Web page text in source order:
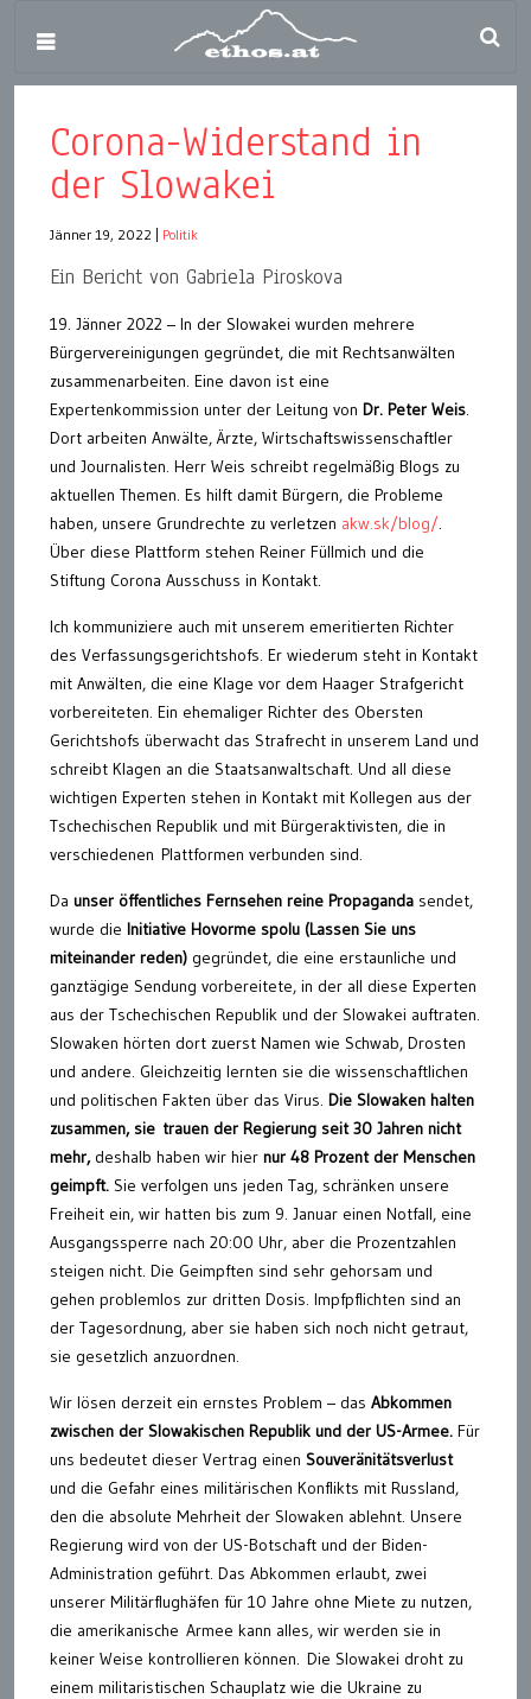
Corona-Widerstand in
der Slowakei
Jänner 19, 2022 Politik
Ein Bericht von Gabriela Piroskova
19. Jänner 2022 – In der Slowakei wurden mehrere
Bürgervereinigungen gegründet, die mit Rechtsanwälten
zusammenarbeiten. Eine davon ist eine
Expertenkommission unter der Leitung von Dr. Peter Weis.
Dort arbeiten Anwälte, Ärzte, Wirtschaftswissenschaftler
und Journalisten. Herr Weis schreibt regelmäßig Blogs zu
aktuellen Themen. Es hilft damit Bürgern, die Probleme
haben, unsere Grundrechte zu verletzen akw.sk/blog/.
Über diese Plattform stehen Reiner Füllmich und die
Stiftung Corona Ausschuss in Kontakt.
Ich kommuniziere auch mit unserem emeritierten Richter
des Verfassungsgerichtshofs. Er wiederum steht in Kontakt
mit Anwälten, die eine Klage vor dem Haager Strafgericht
vorbereiteten. Ein ehemaliger Richter des Obersten
Gerichtshofs überwacht das Strafrecht in unserem Land und
schreibt Klagen an die Staatsanwaltschaft. Und all diese
wichtigen Experten stehen in Kontakt mit Kollegen aus der
Tschechischen Republik und mit Bürgeraktivisten, die in
verschiedenen Plattformen verbunden sind.
Da unser öffentliches Fernsehen reine Propaganda sendet,
wurde die Initiative Hovorme spolu (Lassen Sie uns
miteinander reden) gegründet, die eine erstaunliche und
ganztägige Sendung vorbereitete, in der all diese Experten
aus der Tschechischen Republik und der Slowakei auftraten.
Slowaken hörten dort zuerst Namen wie Schwab, Drosten
und andere. Gleichzeitig lernten sie die wissenschaftlichen
und politischen Fakten über das Virus. Die Slowaken halten
zusammen, sie trauen der Regierung seit 30 Jahren nicht
mehr,deshalb haben wir hier nur 48 Prozent der Menschen
geimpft. Sie verfolgen uns jeden Tag, schränken unsere
Freiheit ein, wir hatten bis zum 9. Januar einen Notfall, eine
Ausgangssperre nach 20:00 Uhr, aber die Prozentzahlen
steigen nicht. Die Geimpften sind sehr gehorsam und
gehen problemlos zur dritten Dosis. Impfpflichten sind an
der Tagesordnung, aber sie haben sich noch nicht getraut,
sie gesetzlich anzuordnen.
Wir lösen derzeit ein ernstes Problem – das Abkommen
zwischen der Slowakischen Republik und der US-Armee. Für
uns bedeutet dieser Vertrag einen Souveränitätsverlust
und die Gefahr eines militärischen Konflikts mit Russland,
den die absolute Mehrheit der Slowaken ablehnt. Unsere
Regierung wird von der US-Botschaft und der Biden-
Administration geführt. Das Abkommen erlaubt, zwei
unserer Militärflughäfen für 10 Jahre ohne Miete zu nutzen,
die amerikanische Armee kann alles, wir werden sie in
keiner Weise kontrollieren können. Die Slowakei droht zu
einem militaristischen Schauplatz wie die Ukraine zu